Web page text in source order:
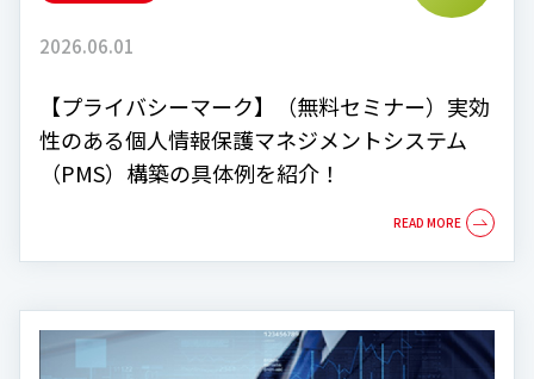
2026.06.01
【プライバシーマーク】（無料セミナー）実効
性のある個人情報保護マネジメントシステム
（PMS）構築の具体例を紹介！